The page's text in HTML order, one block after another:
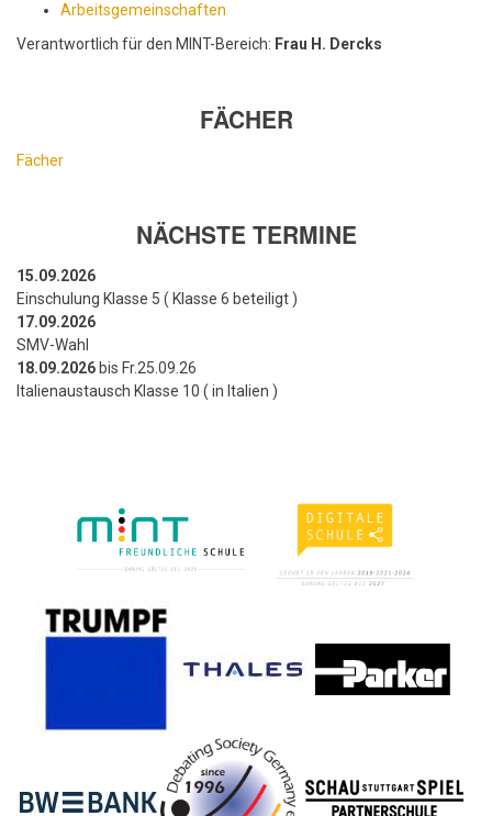
Arbeitsgemeinschaften
Verantwortlich für den MINT-Bereich: Frau H. Dercks
FÄCHER
Fächer
NÄCHSTE TERMINE
15.09.2026
Einschulung Klasse 5 ( Klasse 6 beteiligt )
17.09.2026
SMV-Wahl
18.09.2026 bis Fr.25.09.26
Italienaustausch Klasse 10 ( in Italien )